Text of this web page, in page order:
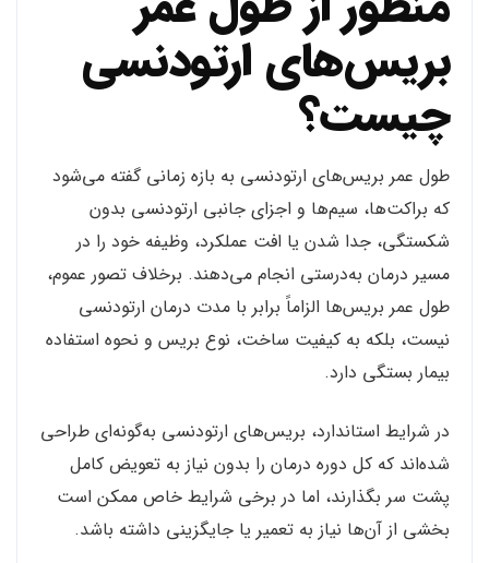
بریس‌های ارتودنسی
چیست؟
طول عمر بریس‌های ارتودنسی به بازه زمانی گفته می‌شود
که براکت‌ها، سیم‌ها و اجزای جانبی ارتودنسی بدون
شکستگی، جدا شدن یا افت عملکرد، وظیفه خود را در
مسیر درمان به‌درستی انجام می‌دهند. برخلاف تصور عموم،
طول عمر بریس‌ها الزاماً برابر با مدت درمان ارتودنسی
نیست، بلکه به کیفیت ساخت، نوع بریس و نحوه استفاده
بیمار بستگی دارد.
در شرایط استاندارد، بریس‌های ارتودنسی به‌گونه‌ای طراحی
شده‌اند که کل دوره درمان را بدون نیاز به تعویض کامل
پشت سر بگذارند، اما در برخی شرایط خاص ممکن است
بخشی از آن‌ها نیاز به تعمیر یا جایگزینی داشته باشد.